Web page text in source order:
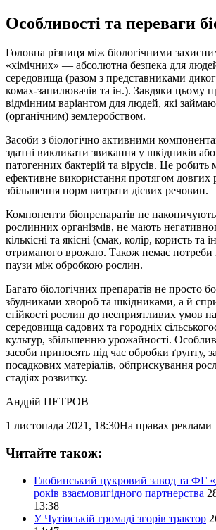
Особливості та переваги
Головна різниця між біологічними
«хімічних» — абсолютна безпека для
середовища (разом з представниками
комах-запилювачів та ін.). Завдяки цьому
відмінним варіантом для людей, які
(органічним) землеробством.
Засоби з біологічно активними
здатні викликати звикання у шкідників або
патогенних бактерій та вірусів. Це
ефективне використання протягом довгих
збільшення норм витрати дієвих речовин.
Компоненти біопрепаратів не
рослинних організмів, не мають
кількісні та якісні (смак, колір, користь та
отриманого врожаю. Також немає потреби
паузи між обробкою рослин.
Багато біологічних препаратів не просто
збудниками хвороб та шкідниками, а й
стійкості рослин до несприятливих умов
середовища садових та городніх
культур, збільшенню урожайності.
засоби приносять під час обробки ґрунту,
посадкових матеріалів, обприскування
стадіях розвитку.
Андрій ПЕТРОВ
1 листопада 2021, 18:30На правах реклами
Читайте також:
Глобинський цукровий завод та ФГ
років взаємовигідного партнерства
13:38
У Чутівській громаді згорів трактор